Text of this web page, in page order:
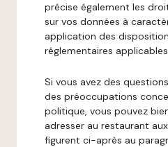
précise également les
sur vos données à
application des
réglementaires
Si vous avez des
des préoccupations
politique, vous pouvez
adresser au restaurant
figurent ci-après au